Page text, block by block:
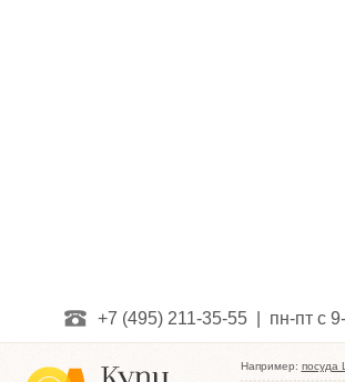
+7 (495) 211-35-55 | пн-пт с
Например: посуда